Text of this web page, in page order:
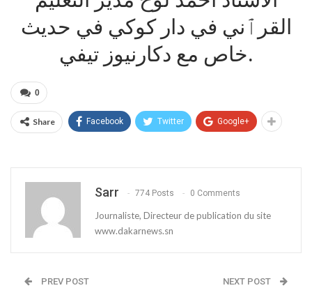
القرٱني في دار كوكي في حديث
خاص مع دكارنيوز تيفي.
0
Share Facebook Twitter Google+
Sarr 774 Posts 0 Comments
Journaliste, Directeur de publication du site
www.dakarnews.sn
PREV POST NEXT POST